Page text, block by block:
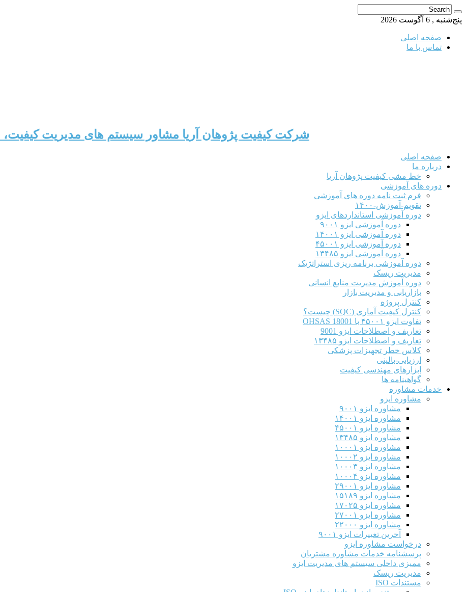
پنج‌شنبه , 6 آگوست 2026
صفحه اصلی
تماس با ما
شرکت کیفیت پژوهان آریا مشاور سیستم های مدیریت کیفیت،
صفحه اصلی
درباره ما
خط مشی کیفیت پژوهان آریا
دوره های آموزشی
فرم ثبت نامه دوره های آموزشی
تقویم-آموزش-۱۴۰۰
دوره آموزشی استانداردهای ایزو
دوره آموزشی ایزو ۹۰۰۱
دوره آموزشی ایزو ۱۴۰۰۱
دوره آموزشی ایزو ۴۵۰۰۱
دوره آموزشی ایزو ۱۳۴۸۵
دوره آموزشی برنامه ریزی استراتژیک
مدیریت ریسک
دوره آموزش مدیریت منابع انسانی
بازاریابی و مدیریت بازار
کنترل پروژه
کنترل کیفیت آماری (SQC) چیست؟
تفاوت ایزو ۴۵۰۰۱ با OHSAS 18001
تعاریف و اصطلاحات ایزو 9001
تعاریف و اصطلاحات ایزو ۱۳۴۸۵
کلاس خطر تجهیزات پزشکی
ارزیابی-بالینی
ابزارهای مهندسی کیفیت
گواهینامه ها
خدمات مشاوره
مشاوره ایزو
مشاوره ایزو ۹۰۰۱
مشاوره ایزو ۱۴۰۰۱
مشاوره ایزو ۴۵۰۰۱
مشاوره ایزو ۱۳۴۸۵
مشاوره ایزو ۱۰۰۰۱
مشاوره ایزو ۱۰۰۰۲
مشاوره ایزو ۱۰۰۰۳
مشاوره ایزو ۱۰۰۰۴
مشاوره ایزو ۲۹۰۰۱
مشاوره ایزو ۱۵۱۸۹
مشاوره ایزو ۱۷۰۲۵
مشاوره ایزو ۲۷۰۰۱
مشاوره ایزو ۲۲۰۰۰
آخرین تغییرات ایزو ۹۰۰۱
درخواست مشاوره ایزو
پرسشنامه خدمات مشاوره مشتریان
ممیزی داخلی سیستم های مدیریت ایزو
مدیریت ریسک
مستندات ISO